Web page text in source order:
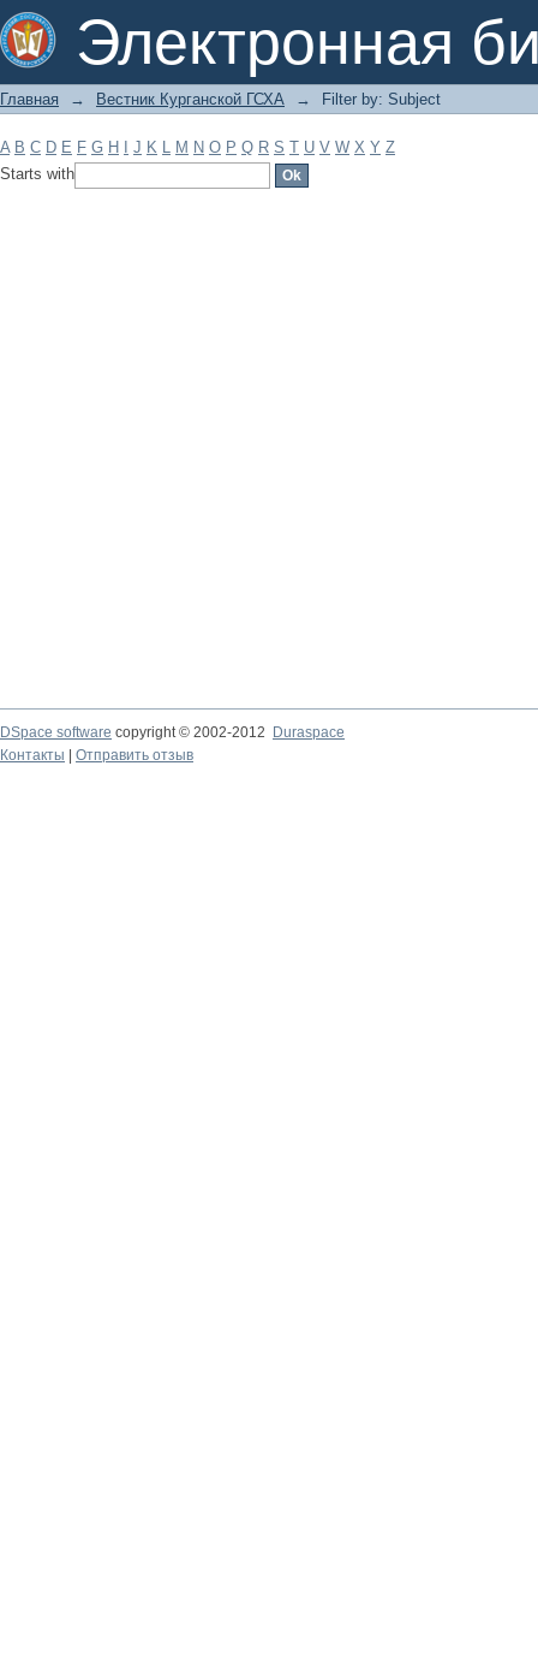
Электронная
Filter by: Subject
Главная → Вестник Курганской ГСХА → Filter by: Subject
A B C D E F G H J K L M N O P Q R S T U V W X Y Z
Starts with
DSpace software copyright © 2002-2012
Duraspace
Контакты
Отправить отзыв